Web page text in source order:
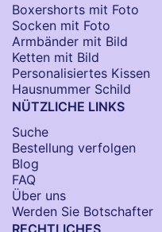
Boxershorts mit Foto
Socken​ mit Foto
Armbänder mit Bild​
Ketten mit Bild
Personalisiertes Kissen
Hausnummer Schild
NÜTZLICHE LINKS
Suche
Bestellung verfolgen
Blog
FAQ
Über uns
Werden Sie Botschafter
RECHTLICHES